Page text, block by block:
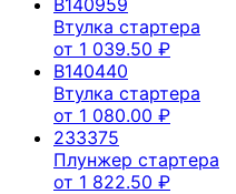
Втулка стартера
от 1 039.50 ₽
B140440
Втулка стартера
от 1 080.00 ₽
233375
Плунжер стартера
от 1 822.50 ₽